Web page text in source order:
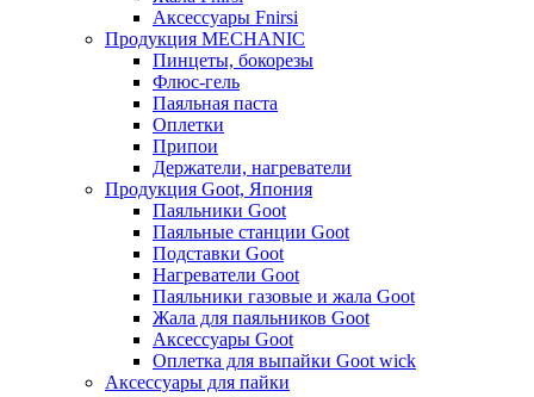
Аксессуары Fnirsi
Продукция MECHANIC
Пинцеты, бокорезы
Флюс-гель
Паяльная паста
Оплетки
Припои
Держатели, нагреватели
Продукция Goot, Япония
Паяльники Goot
Паяльные станции Goot
Подставки Goot
Нагреватели Goot
Паяльники газовые и жала Goot
Жала для паяльников Goot
Аксессуары Goot
Оплетка для выпайки Goot wick
Аксессуары для пайки